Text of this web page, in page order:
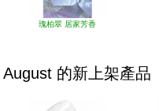
瑰柏翠 居家芳香
August 的新上架產品